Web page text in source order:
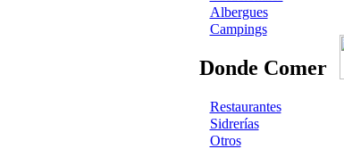
Albergues
Campings
Donde Comer
Restaurantes
Sidrerías
Otros